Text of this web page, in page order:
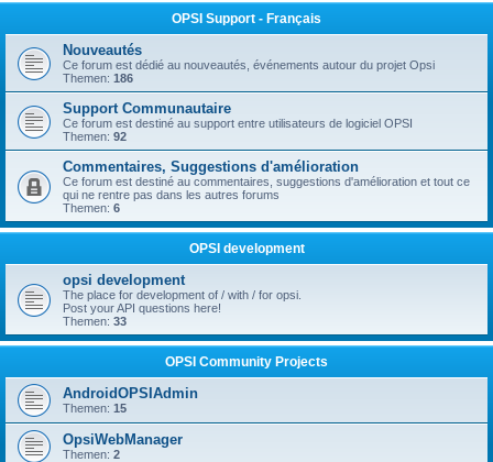
OPSI Support - Français
Nouveautés
Ce forum est dédié au nouveautés, événements autour du projet Opsi
Themen: 186
Support Communautaire
Ce forum est destiné au support entre utilisateurs de logiciel OPSI
Themen: 92
Commentaires, Suggestions d'amélioration
Ce forum est destiné au commentaires, suggestions d'amélioration et tout ce
qui ne rentre pas dans les autres forums
Themen: 6
OPSI development
opsi development
The place for development of / with / for opsi.
Post your API questions here!
Themen: 33
OPSI Community Projects
AndroidOPSIAdmin
Themen: 15
OpsiWebManager
Themen: 2